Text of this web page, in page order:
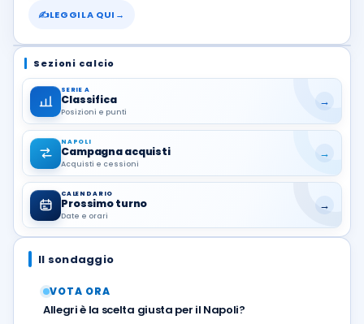
✍LEGGILA QUI →
Sezioni calcio
SERIE A
Classifica
Posizioni e punti
→
NAPOLI
Campagna acquisti
Acquisti e cessioni
→
CALENDARIO
Prossimo turno
Date e orari
→
Il sondaggio
VOTA ORA
Allegri è la scelta giusta per il Napoli?